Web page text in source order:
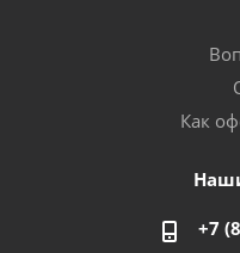
Как
+7